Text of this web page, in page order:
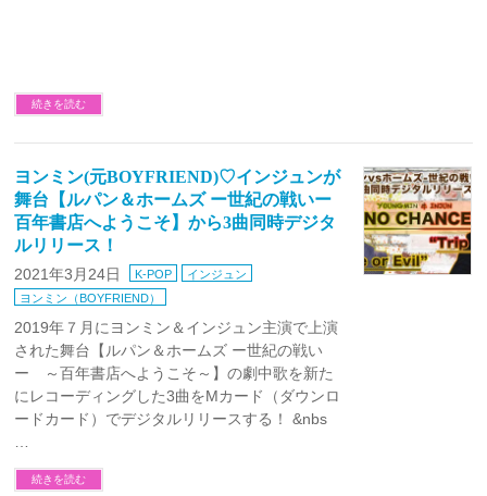
続きを読む
ヨンミン(元BOYFRIEND)♡インジュンが
舞台【ルパン＆ホームズ ー世紀の戦いー
百年書店へようこそ】から3曲同時デジタ
ルリリース！
2021年3月24日 K-POP
インジュン
ヨンミン（BOYFRIEND）
2019年７月にヨンミン＆インジュン主演で上演
された舞台【ルパン＆ホームズ ー世紀の戦い
ー ～百年書店へようこそ～】の劇中歌を新た
にレコーディングした3曲をMカード（ダウンロ
ードカード）でデジタルリリースする！ &nbs
続きを読む